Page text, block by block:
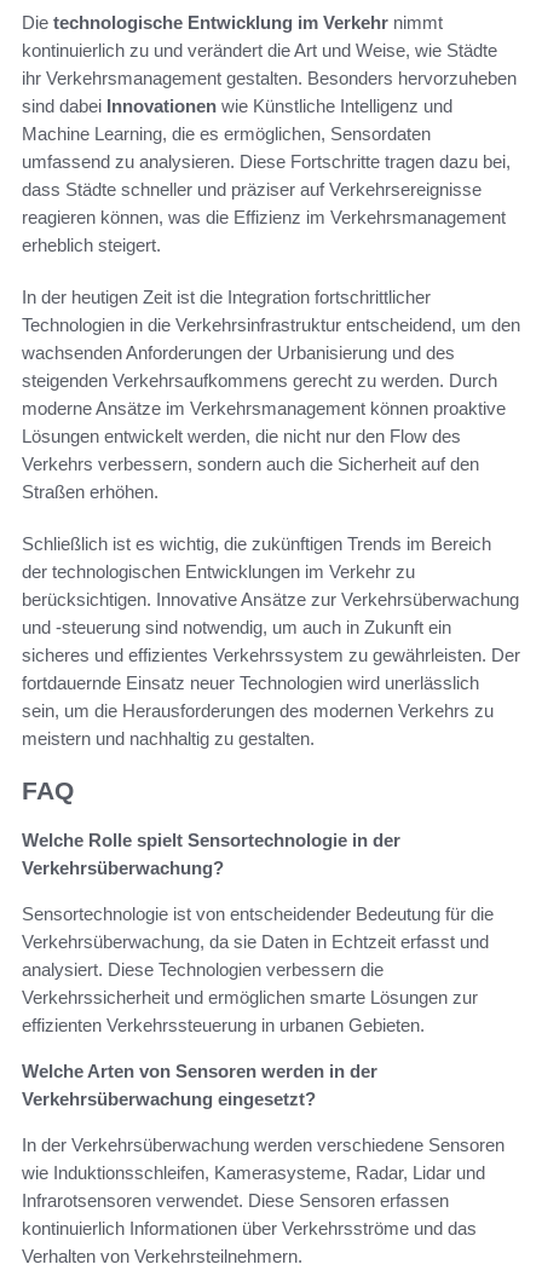
Die technologische Entwicklung im Verkehr nimmt
kontinuierlich zu und verändert die Art und Weise, wie Städte
ihr Verkehrsmanagement gestalten. Besonders hervorzuheben
sind dabei Innovationen wie Künstliche Intelligenz und
Machine Learning, die es ermöglichen, Sensordaten
umfassend zu analysieren. Diese Fortschritte tragen dazu bei,
dass Städte schneller und präziser auf Verkehrsereignisse
reagieren können, was die Effizienz im Verkehrsmanagement
erheblich steigert.
In der heutigen Zeit ist die Integration fortschrittlicher
Technologien in die Verkehrsinfrastruktur entscheidend, um den
wachsenden Anforderungen der Urbanisierung und des
steigenden Verkehrsaufkommens gerecht zu werden. Durch
moderne Ansätze im Verkehrsmanagement können proaktive
Lösungen entwickelt werden, die nicht nur den Flow des
Verkehrs verbessern, sondern auch die Sicherheit auf den
Straßen erhöhen.
Schließlich ist es wichtig, die zukünftigen Trends im Bereich
der technologischen Entwicklungen im Verkehr zu
berücksichtigen. Innovative Ansätze zur Verkehrsüberwachung
und -steuerung sind notwendig, um auch in Zukunft ein
sicheres und effizientes Verkehrssystem zu gewährleisten. Der
fortdauernde Einsatz neuer Technologien wird unerlässlich
sein, um die Herausforderungen des modernen Verkehrs zu
meistern und nachhaltig zu gestalten.
FAQ
Welche Rolle spielt Sensortechnologie in der
Verkehrsüberwachung?
Sensortechnologie ist von entscheidender Bedeutung für die
Verkehrsüberwachung, da sie Daten in Echtzeit erfasst und
analysiert. Diese Technologien verbessern die
Verkehrssicherheit und ermöglichen smarte Lösungen zur
effizienten Verkehrssteuerung in urbanen Gebieten.
Welche Arten von Sensoren werden in der
Verkehrsüberwachung eingesetzt?
In der Verkehrsüberwachung werden verschiedene Sensoren
wie Induktionsschleifen, Kamerasysteme, Radar, Lidar und
Infrarotsensoren verwendet. Diese Sensoren erfassen
kontinuierlich Informationen über Verkehrsströme und das
Verhalten von Verkehrsteilnehmern.